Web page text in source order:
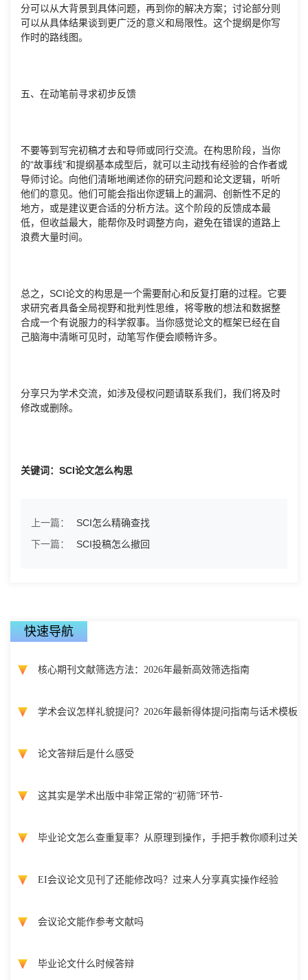
分可以从大背景到具体问题，再到你的解决方案；讨论部分则
可以从具体结果谈到更广泛的意义和局限性。这个提纲是你写
作时的路线图。
五、在动笔前寻求初步反馈
不要等到写完初稿才去和导师或同行交流。在构思阶段，当你
的“故事线”和提纲基本成型后，就可以主动找有经验的合作者或
导师讨论。向他们清晰地阐述你的研究问题和论文逻辑，听听
他们的意见。他们可能会指出你逻辑上的漏洞、创新性不足的
地方，或是建议更合适的分析方法。这个阶段的反馈成本最
低，但收益最大，能帮你及时调整方向，避免在错误的道路上
浪费大量时间。
总之，SCI论文的构思是一个需要耐心和反复打磨的过程。它要
求研究者具备全局视野和批判性思维，将零散的想法和数据整
合成一个有说服力的科学叙事。当你感觉论文的框架已经在自
己脑海中清晰可见时，动笔写作便会顺畅许多。
分享只为学术交流，如涉及侵权问题请联系我们，我们将及时
修改或删除。
关键词：SCI论文怎么构思
上一篇：
SCI怎么精确查找
下一篇：
SCI投稿怎么撤回
快速导航
核心期刊文献筛选方法：2026年最新高效筛选指南
学术会议怎样礼貌提问？2026年最新得体提问指南与话术模板
论文答辩后是什么感受
这其实是学术出版中非常正常的“初筛”环节-
毕业论文怎么查重复率？从原理到操作，手把手教你顺利过关
EI会议论文见刊了还能修改吗？过来人分享真实操作经验
会议论文能作参考文献吗
毕业论文什么时候答辩